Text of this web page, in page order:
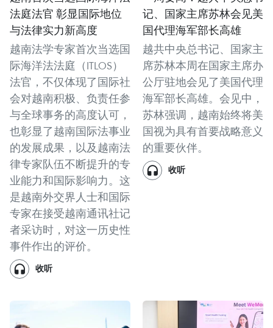
法庭法官 彰显国际地位
与法律实力新高度
越南法学专家首次当选国
际海洋法法庭（ITLOS）
法官，不仅体现了国际社
会对越南积极、负责任参
与全球事务的高度认可，
也彰显了越南国际法事业
的发展成果，以及越南法
律专家队伍不断提升的专
业能力和国际影响力。这
是越南外交界人士和国际
专家在接受越南通讯社记
者采访时，对这一历史性
事件作出的评价。
收听
记、国家主席苏林会见美
国代理海军部长高雄
越共中央总书记、国家主
席苏林本周在国家主席办
公厅驻地会见了美国代理
海军部长高雄。会见中，
苏林强调，越南始终将美
国视为具有首要战略意义
的重要伙伴。
收听